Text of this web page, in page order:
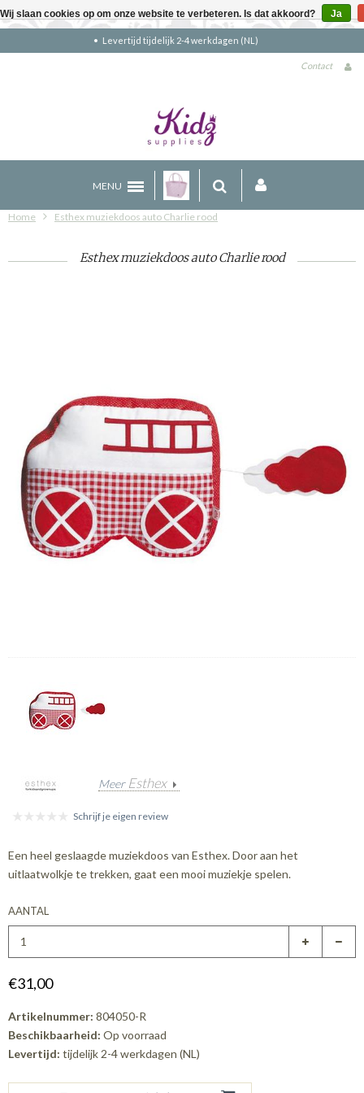
Gratis verzending boven
Contact
MENU
Home Esthex muziekdoos auto Charlie rood
Esthex muziekdoos auto Charlie rood
Meer Esthex
Schrijf je eigen review
Een heel geslaagde muziekdoos van Esthex. Door aan het
uitlaatwolkje te trekken, gaat een mooi muziekje spelen.
AANTAL
€31,00
Artikelnummer: 804050-R
Beschikbaarheid: Op voorraad
Levertijd: tijdelijk 2-4 werkdagen (NL)
Wij slaan cookies op om onze website te verbeteren. Is dat akkoord? Ja